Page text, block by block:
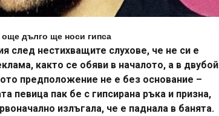
дълго ще носи гипса
след нестихващите слухове, че не си е
както се обяви в началото, а в двубой
предположение не е без основание –
певица пак бе с гипсирана ръка и призна,
излъгала, че е паднала в банята.